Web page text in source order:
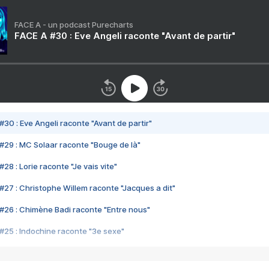
FACE A - un podcast Purecharts
FACE A #30 : Eve Angeli raconte "Avant de partir"
#30 : Eve Angeli raconte "Avant de partir"
#29 : MC Solaar raconte "Bouge de là"
#28 : Lorie raconte "Je vais vite"
#27 : Christophe Willem raconte "Jacques a dit"
#26 : Chimène Badi raconte "Entre nous"
#25 : Indochine raconte "3e sexe"